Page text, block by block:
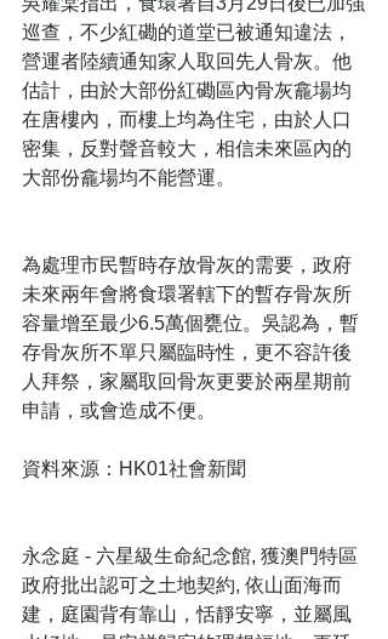
巡查，不少紅磡的道堂已被通知違法，
營運者陸續通知家人取回先人骨灰。他
估計，由於大部份紅磡區內骨灰龕場均
在唐樓內，而樓上均為住宅，由於人口
密集，反對聲音較大，相信未來區內的
大部份龕場均不能營運。
為處理市民暫時存放骨灰的需要，政府
未來兩年會將食環署轄下的暫存骨灰所
容量增至最少6.5萬個甕位。吳認為，暫
存骨灰所不單只屬臨時性，更不容許後
人拜祭，家屬取回骨灰更要於兩星期前
申請，或會造成不便。
資料來源：HK01社會新聞
永念庭 - 六星級生命紀念館, 獲澳門特區
政府批出認可之土地契約, 依山面海而
建，庭園背有靠山，恬靜安寧，並屬風